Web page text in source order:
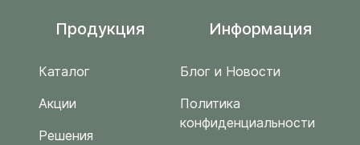
Продукция
Каталог
Акции
Решения
Информация
Блог и Новости
Политика
конфиденциальности